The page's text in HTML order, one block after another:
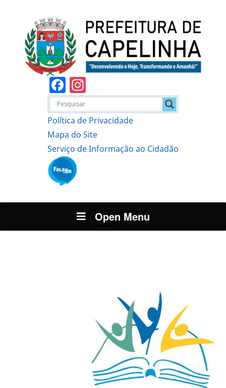
Facebook
Política de Privacidade
Mapa do Site
Serviço de Informação ao Cidadão
Open Menu